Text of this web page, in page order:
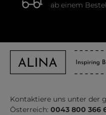
ab einem
Kontaktiere uns unter der
Österreich: 0043 800 366